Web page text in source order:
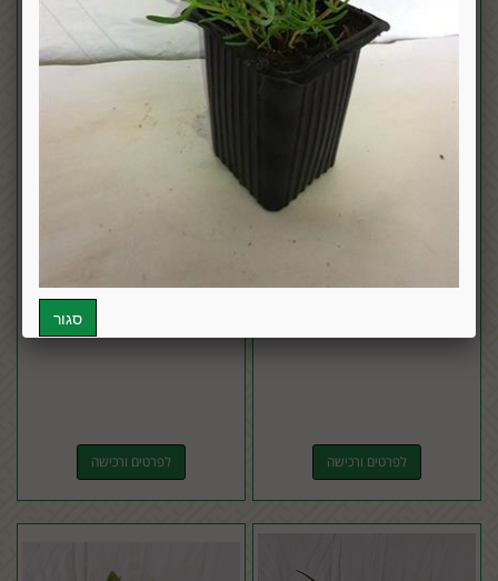
לפרטים ורכישה
דרצנה ביקולור
לפרטים ורכישה